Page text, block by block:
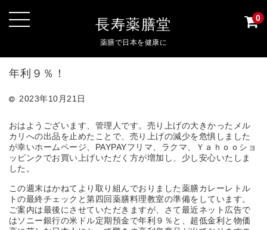
長寿薬膳堂
薬膳で日本を健康に
0
年利９％！
2023年10月21日
おはようございます、管理人です。売り上げの大きかったメル
カリへの出品を止めたことで、売り上げの減少を危惧しました
が幸いホームページ、PAYPAYフリマ、ラクマ、Ｙａｈｏｏショ
ッピンクでお買い上げいただく方が増加し、少し安心いたしま
した。
この週末はかねてより取り組んでおりました薬膳カレーレトル
トの最終チェックと第四回薬膳料理教室の準備をしています。
ご案内は最後にさせていただきますが、さて最近ネット広告で
はソニー銀行の米ドル定期預金で年利９％と、超低金利と物価